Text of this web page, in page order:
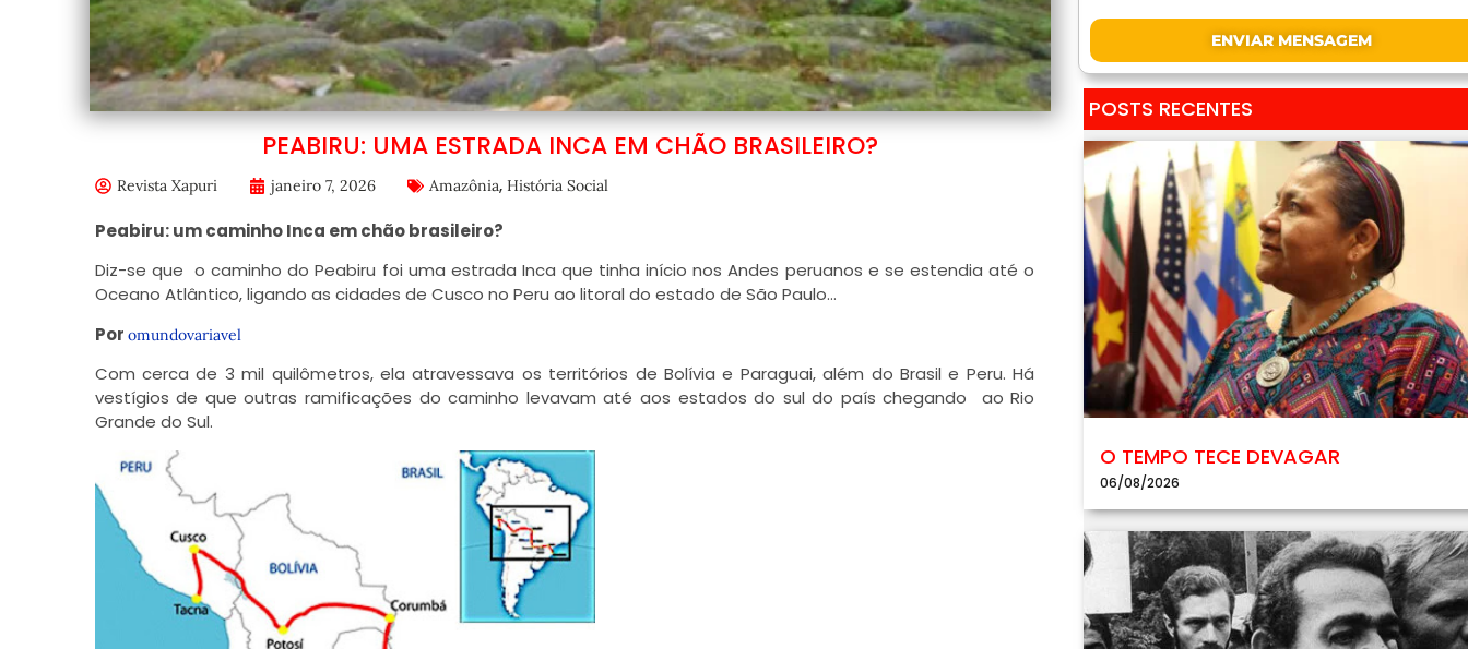
PEABIRU: UMA ESTRADA INCA EM CHÃO BRASILEIRO?
Revista Xapuri janeiro 7, 2026 Amazônia, História Social
Peabiru: um caminho Inca em chão brasileiro?
Diz-se que o caminho do Peabiru foi uma estrada Inca que tinha início nos Andes peruanos e se estendia até o
Oceano Atlântico, ligando as cidades de Cusco no Peru ao litoral do estado de São Paulo…
Por omundovariavel
Com cerca de 3 mil quilômetros, ela atravessava os territórios de Bolívia e Paraguai, além do Brasil e Peru. Há
vestígios de que outras ramificações do caminho levavam até aos estados do sul do país chegando ao Rio
Grande do Sul.
ENVIAR MENSAGEM
POSTS RECENTES
O TEMPO TECE DEVAGAR
06/08/2026